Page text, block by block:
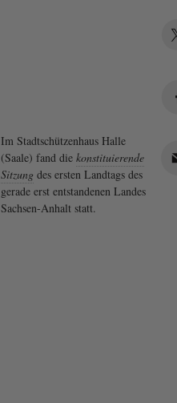
Im Stadtschützenhaus Halle
(Saale) fand die konstituierende
Sitzungdes ersten Landtags des
gerade erst entstandenen Landes
Sachsen-Anhalt statt.